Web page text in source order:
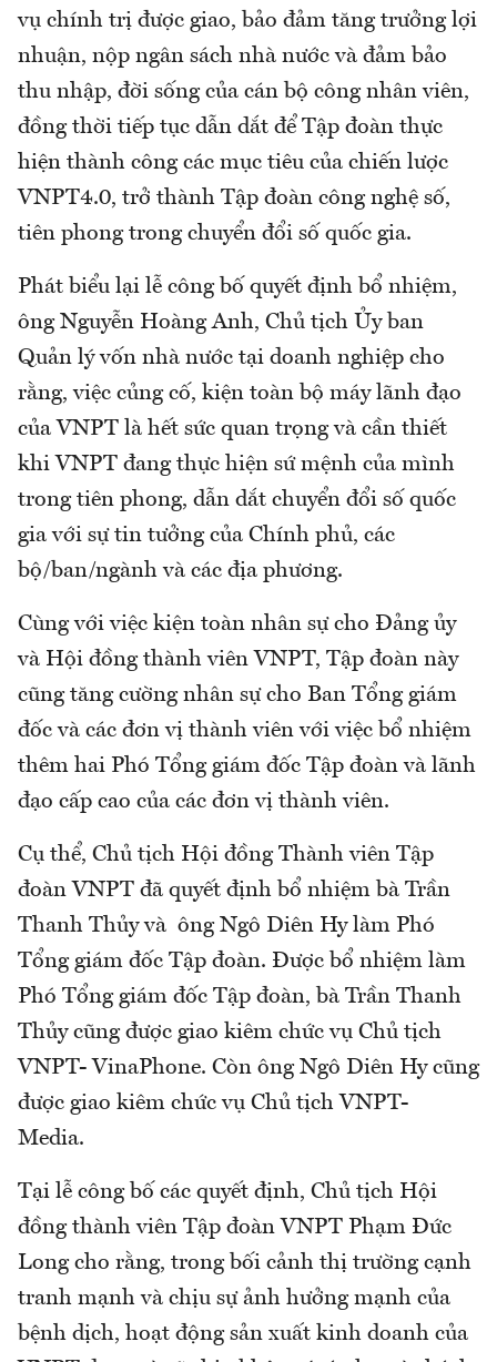
vụ chính trị được giao, bảo đảm tăng trưởng lợi
nhuận, nộp ngân sách nhà nước và đảm bảo
thu nhập, đời sống của cán bộ công nhân viên,
đồng thời tiếp tục dẫn dắt để Tập đoàn thực
hiện thành công các mục tiêu của chiến lược
VNPT4.0, trở thành Tập đoàn công nghệ số,
tiên phong trong chuyển đổi số quốc gia.
Phát biểu lại lễ công bố quyết định bổ nhiệm,
ông Nguyễn Hoàng Anh, Chủ tịch Ủy ban
Quản lý vốn nhà nước tại doanh nghiệp cho
rằng, việc củng cố, kiện toàn bộ máy lãnh đạo
của VNPT là hết sức quan trọng và cần thiết
khi VNPT đang thực hiện sứ mệnh của mình
trong tiên phong, dẫn dắt chuyển đổi số quốc
gia với sự tin tưởng của Chính phủ, các
bộ/ban/ngành và các địa phương.
Cùng với việc kiện toàn nhân sự cho Đảng ủy
và Hội đồng thành viên VNPT, Tập đoàn này
cũng tăng cường nhân sự cho Ban Tổng giám
đốc và các đơn vị thành viên với việc bổ nhiệm
thêm hai Phó Tổng giám đốc Tập đoàn và lãnh
đạo cấp cao của các đơn vị thành viên.
Cụ thể, Chủ tịch Hội đồng Thành viên Tập
đoàn VNPT đã quyết định bổ nhiệm bà Trần
Thanh Thủy và ông Ngô Diên Hy làm Phó
Tổng giám đốc Tập đoàn. Được bổ nhiệm làm
Phó Tổng giám đốc Tập đoàn, bà Trần Thanh
Thủy cũng được giao kiêm chức vụ Chủ tịch
VNPT- VinaPhone. Còn ông Ngô Diên Hy cũng
được giao kiêm chức vụ Chủ tịch VNPT-
Media.
Tại lễ công bố các quyết định, Chủ tịch Hội
đồng thành viên Tập đoàn VNPT Phạm Đức
Long cho rằng, trong bối cảnh thị trường cạnh
tranh mạnh và chịu sự ảnh hưởng mạnh của
bệnh dịch, hoạt động sản xuất kinh doanh của